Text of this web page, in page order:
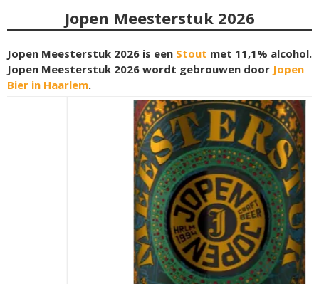
Jopen Meesterstuk 2026
Jopen Meesterstuk 2026 is een Stout met 11,1% alcohol.
Jopen Meesterstuk 2026 wordt gebrouwen door Jopen
Bier in Haarlem.